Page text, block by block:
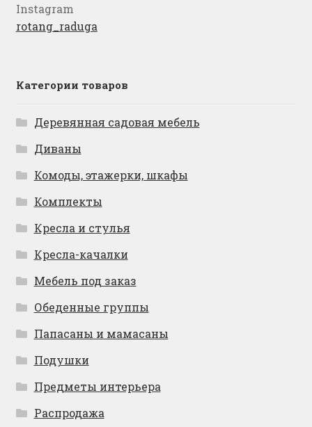
Instagram
rotang_raduga
Категории товаров
Деревянная садовая мебель
Диваны
Комоды, этажерки, шкафы
Комплекты
Кресла и стулья
Кресла-качалки
Мебель под заказ
Обеденные группы
Папасаны и мамасаны
Подушки
Предметы интерьера
Распродажа